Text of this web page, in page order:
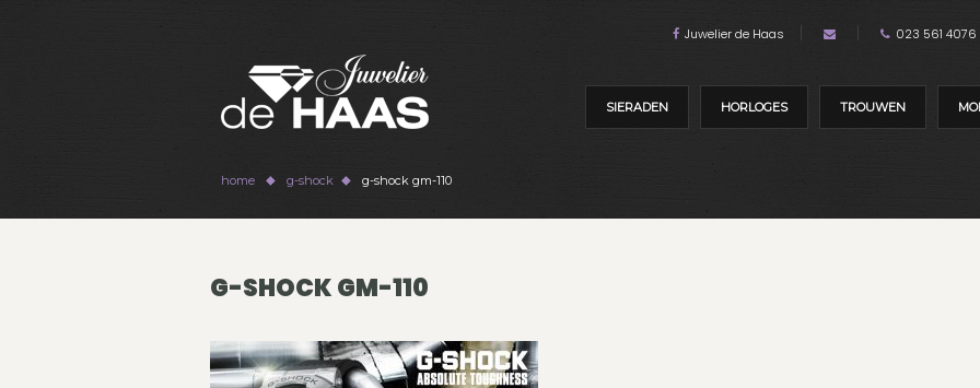
Juwelier de Haas 023 561 4076
SIERADEN HORLOGES TROUWEN
home g-shock g-shock gm-110
G-SHOCK GM-110